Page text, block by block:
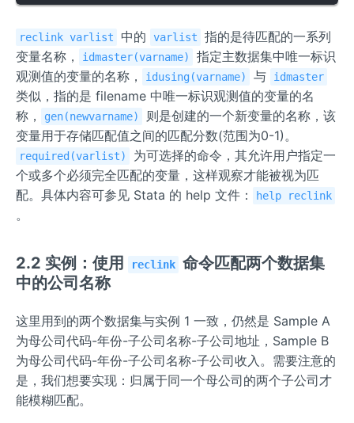
reclink varlist 中的 varlist
指的是待匹配的一系列
变量名称，
idmaster(varname)
指定主数据集中唯一标识
观测值的变量的名称，
idusing(varname) 与 idmaster
类似，指的是 filename 中唯一标识观测值的变量的名
称，
gen(newvarname)
则是创建的一个新变量的名称，该
变量用于存储匹配值之间的匹配分数(范围为0-1)。
required(varlist)
为可选择的命令，其允许用户指定一
个或多个必须完全匹配的变量，这样观察才能被视为匹
配。具体内容可参见 Stata 的 help 文件：
help reclink
。
2.2 实例：使用 reclink 命令匹配两个数据集
中的公司名称
这里用到的两个数据集与实例 1 一致，仍然是 Sample A
为母公司代码-年份-子公司名称-子公司地址，Sample B
为母公司代码-年份-子公司名称-子公司收入。需要注意的
是，我们想要实现：归属于同一个母公司的两个子公司才
能模糊匹配。